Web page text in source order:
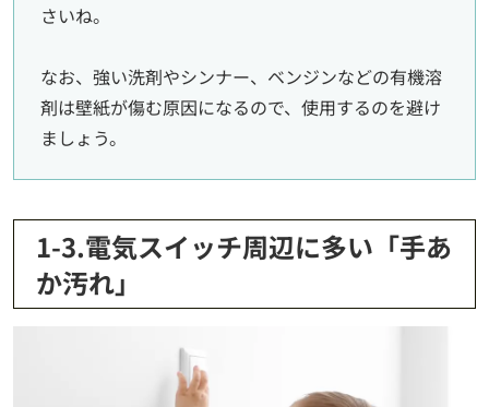
さいね。
なお、強い洗剤やシンナー、ベンジンなどの有機溶
剤は壁紙が傷む原因になるので、使用するのを避け
ましょう。
1-3.電気スイッチ周辺に多い「手あ
か汚れ」